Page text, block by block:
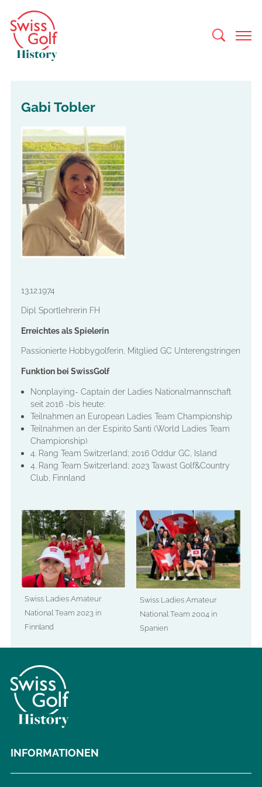
Gabi Tobler
13.12.1974
Dipl Sportlehrerin FH
Erreichtes als Spielerin
Passionierte Hobbygolferin, Mitglied GC Unterengstringen
Funktion bei SwissGolf
Nonplaying- Captain der Ladies Nationalmannschaft
seit 2016 -bis heute:
Teilnahmen an European Ladies Team Championship
Teilnahmen an der Espirito Santi (World Ladies Team
Championship)
4. Rang Team Switzerland; 2016 Oddur GC, Island
4. Rang Team Switzerland; 2023 Tawast Golf&Country
Club, Finnland
Swiss Ladies Amateur
National Team 2023 in
Finnland
Swiss Ladies Amateur
National Team 2004 in
Spanien
INFORMATIONEN